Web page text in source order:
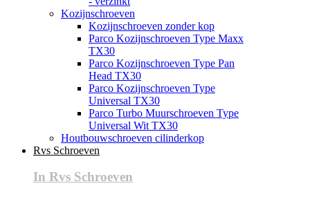
Kozijnschroeven
Kozijnschroeven zonder kop
Parco Kozijnschroeven Type Maxx
TX30
Parco Kozijnschroeven Type Pan
Head TX30
Parco Kozijnschroeven Type
Universal TX30
Parco Turbo Muurschroeven Type
Universal Wit TX30
Houtbouwschroeven cilinderkop
Rvs Schroeven
In Rvs Schroeven